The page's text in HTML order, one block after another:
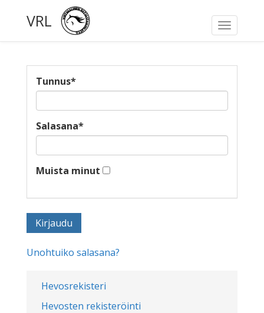
Toggle
VRL
Hevosrekisteri
Hevosten rekisteröinti
Tunnus*
Salasana*
Muista minut
Unohtuiko salasana?